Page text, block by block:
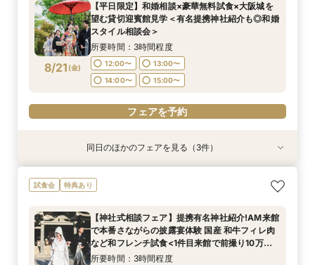
8/17(月)
所要時間：3時間程度
12:00〜
14:00〜
15:00〜
フェアを予約
8/17(月)
会
所要時間：3時間程度
12:00〜
14:00〜
15:00〜
フェアを予約
8/17(月)
所要時間：3時間程度
12:00〜
14:00〜
15:00〜
フェアを予約
8/21 (金)
【平日限定】和婚相談×豪華無料試食×大阪城を
望む貸切迎賓館見学＜有名提携神社紹介も◎和婚
スタイル相談会＞
所要時間：3時間程度
12:00〜
13:00〜
14:00〜
15:00〜
フェアを予約
特典あり
8/21(金)
＜オリジナルウェディング＞2万坪の庭園満喫×
会場見学×国産和牛フィレ肉など豪華試食付＊貸
所要時間：3時間程度
12:00〜
13:00〜
14:00〜
15:00〜
特典あり
8/21(金)
＜平日限定＞挙式スタイル相談OK！約2万坪の自
然が広がる西の丸庭園＆会場見学＊ゆっくり相談
チコース
所要時間：3時間程度
12:00〜
13:00〜
14:00〜
15:00〜
特典あり
8/21(金)
【20名〜ご婚礼がお得】平日限定★ガーデン
チャペル&貸切迎賓館ALL見学会×おもてなしを
会
所要時間：3時間程度
12:00〜
13:00〜
14:00〜
15:00〜
同日のほかのフェアを見る（3件）
試食会 特典あり
【神社式相談フェア】提携有名神社紹介!AM来館
で本番さながらの披露宴体験 国産 和牛フィレ肉
など和フレンチ試食<1件目来館で前撮り10万円
分特典>
所要時間：3時間程度